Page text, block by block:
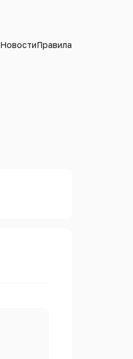
НовостиПравила